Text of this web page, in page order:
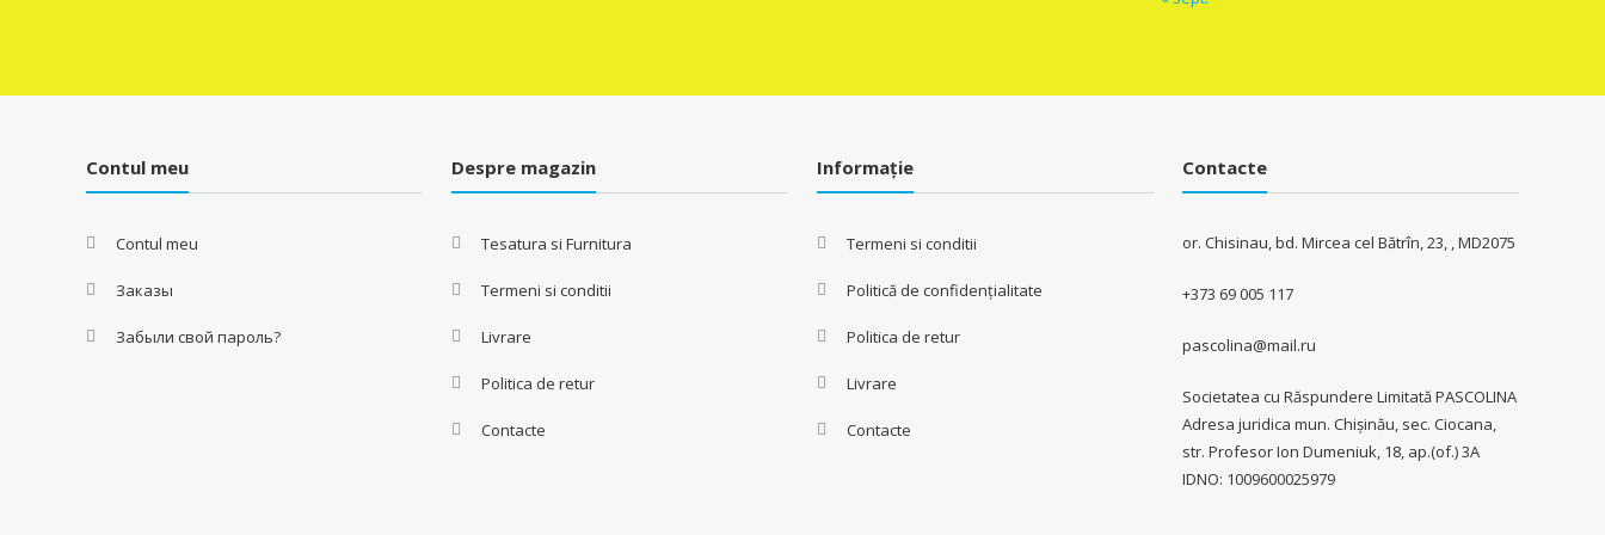
Contul meu
Contul meu
Заказы
Забыли свой пароль?
Despre magazin
Tesatura si Furnitura
Termeni si conditii
Livrare
Politica de retur
Contacte
Informație
Termeni si conditii
Politică de confidențialitate
Politica de retur
Livrare
Contacte
Contacte
or. Chisinau, bd. Mircea cel Bătrîn, 23, , MD2075
+373 69 005 117
pascolina@mail.ru
Societatea cu Răspundere Limitată PASCOLINA
Adresa juridica mun. Chişinău, sec. Ciocana,
str. Profesor Ion Dumeniuk, 18, ap.(of.) 3A
IDNO: 1009600025979